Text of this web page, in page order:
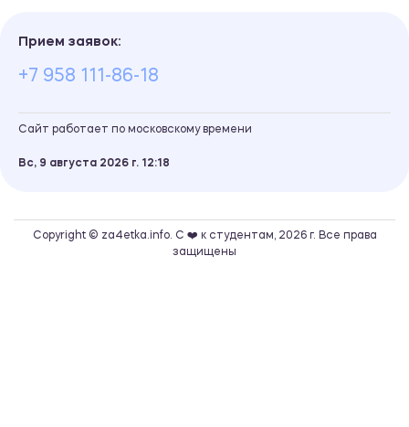
Прием заявок:
+7 958 111-86-18
Сайт работает по московскому времени
Вс, 9 августа 2026 г. 12 18
Copyright © za4etka.info. С ❤️ к студентам, 2026 г. Все права
защищены